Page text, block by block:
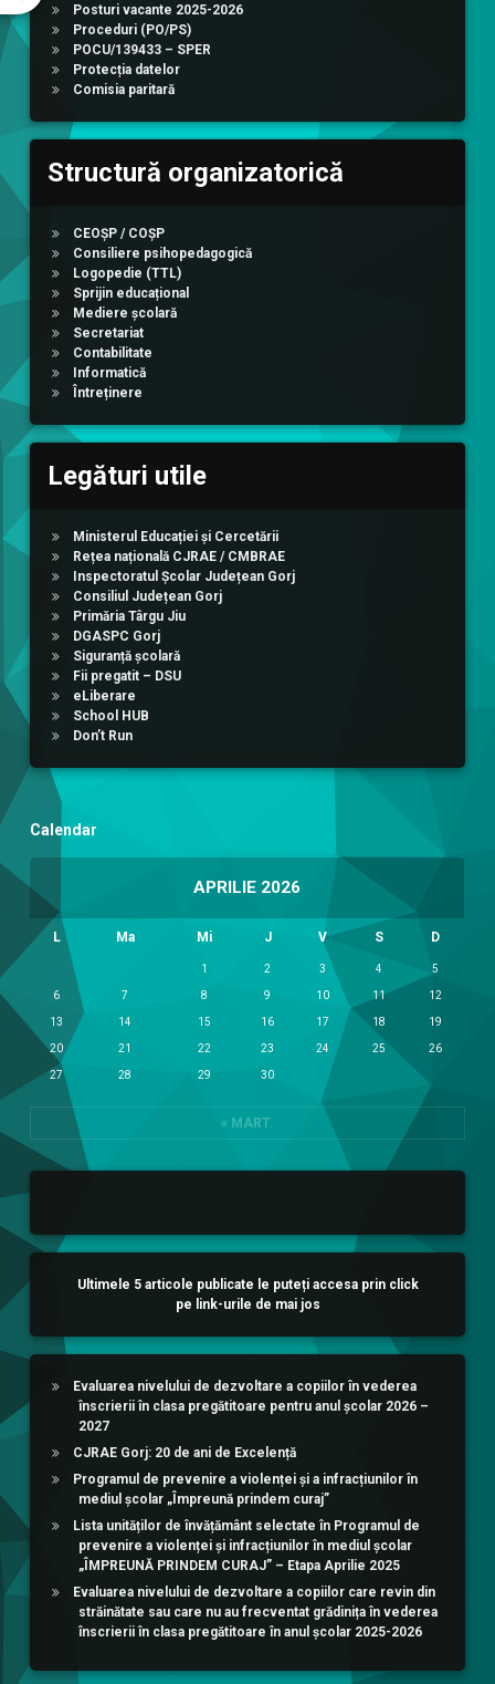
Posturi vacante 2025-2026
Proceduri (PO/PS)
POCU/139433 – SPER
Protecția datelor
Comisia paritară
Structură organizatorică
CEOȘP / COȘP
Consiliere psihopedagogică
Logopedie (TTL)
Sprijin educațional
Mediere școlară
Secretariat
Contabilitate
Informatică
Întreținere
Legături utile
Ministerul Educației și Cercetării
Rețea națională CJRAE / CMBRAE
Inspectoratul Școlar Județean Gorj
Consiliul Județean Gorj
Primăria Târgu Jiu
DGASPC Gorj
Siguranță școlară
Fii pregatit – DSU
eLiberare
School HUB
Don’t Run
Calendar
APRILIE 2026
L Ma Mi J V S D
1 2 3 4 5
6 7 8 9 10 11 12
13 14 15 16 17 18 19
20 21 22 23 24 25 26
27 28 29 30
« MART.
Ultimele 5 articole publicate le puteți accesa prin click
pe link-urile de mai jos
Evaluarea nivelului de dezvoltare a copiilor în vederea
înscrierii în clasa pregătitoare pentru anul școlar 2026 –
2027
CJRAE Gorj: 20 de ani de Excelență
Programul de prevenire a violenței și a infracțiunilor în
mediul școlar „Împreună prindem curaj”
Lista unităților de învățământ selectate în Programul de
prevenire a violenței și infracțiunilor în mediul școlar
„ÎMPREUNĂ PRINDEM CURAJ” – Etapa Aprilie 2025
Evaluarea nivelului de dezvoltare a copiilor care revin din
străinătate sau care nu au frecventat grădinița în vederea
înscrierii în clasa pregătitoare în anul școlar 2025-2026